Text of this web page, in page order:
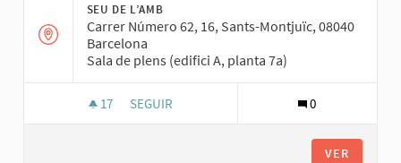
SEU DE L’AMB
Carrer Número 62, 16, Sants-Montjuïc, 08040
Barcelona
Sala de plens (edifici A, planta 7a)
17 17 SEGUIDORAS
SEGUIR 0
VER